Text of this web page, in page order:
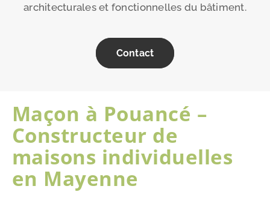
architecturales et fonctionnelles du bâtiment.
Contact
Maçon à Pouancé –
Constructeur de
maisons individuelles
en Mayenne